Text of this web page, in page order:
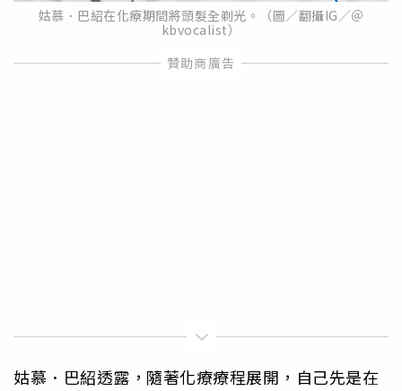
姑慕．巴紹在化療期間將頭髮全剃光。（圖／翻攝IG／＠
kbvocalist）
姑慕．巴紹透露，隨著化療療程展開，自己先是在